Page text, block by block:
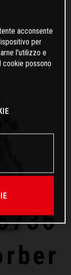
acconsente
per
l'utilizzo e
cookie possono